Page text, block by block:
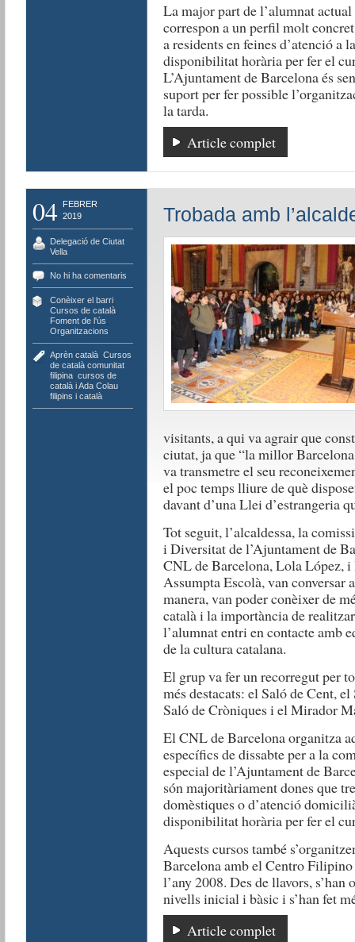
La major part de l’alumnat
correspon a un perfil molt
a residents en feines d’atenció a
disponibilitat horària per fer el
L’Ajuntament de Barcelona és
suport per fer possible
la tarda.
Article complet
04
FEBRER
2019
Delegació de Ciutat
Vella
No hi ha comentaris
Conèixer el barri,
Cursos de català,
Foment de l'ús
Organitzacions
Aprèn català, Cursos
de català comunitat
filipina, cursos de
català i Ada Colau,
filipins i català
Trobada amb
visitants, a qui va agrair que
ciutat, ja que “la millor
va transmetre el seu
el poc temps lliure de què
davant d’una Llei d’estrangeria
Tot seguit, l’alcaldessa, la
i Diversitat de l’Ajuntament de
CNL de Barcelona, Lola López,
Assumpta Escolà, van conversar
manera, van poder conèixer de
català i la importància de
l’alumnat entri en contacte amb
de la cultura catalana.
El grup va fer un recorregut per
més destacats: el Saló de Cent,
Saló de Cròniques i el Mirador
El CNL de Barcelona organitza
específics de dissabte per a la
especial de l’Ajuntament de
són majoritàriament dones que
domèstiques o d’atenció
disponibilitat horària per fer el
Aquests cursos també
Barcelona amb el Centro
l’any 2008. Des de llavors,
nivells inicial i bàsic i s’han fet
Article complet